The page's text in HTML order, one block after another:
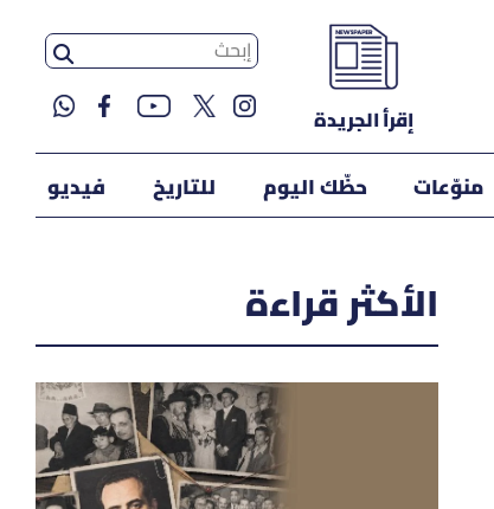
إقرأ الجريدة
منوّعات حظّك اليوم للتاريخ فيديو
الأكثر قراءة